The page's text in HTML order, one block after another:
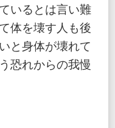
いるとは言い難
体を壊す人も後
と身体が壊れて
恐れからの我慢